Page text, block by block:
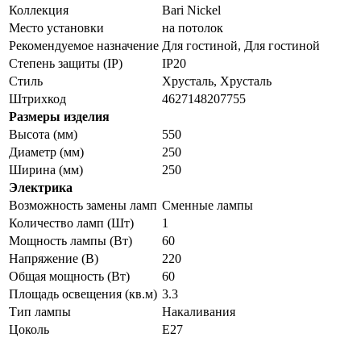
Коллекция
Bari Nickel
Место установки
на потолок
Рекомендуемое назначение Для гостиной, Для гостиной
Степень защиты (IP)
IP20
Стиль
Хрусталь, Хрусталь
Штрихкод
4627148207755
Размеры изделия
Высота (мм)
550
Диаметр (мм)
250
Ширина (мм)
250
Электрика
Возможность замены ламп Сменные лампы
Количество ламп (Шт)
1
Мощность лампы (Вт)
60
Напряжение (В)
220
Общая мощность (Вт)
60
Площадь освещения (кв.м) 3.3
Тип лампы
Накаливания
Цоколь
E27